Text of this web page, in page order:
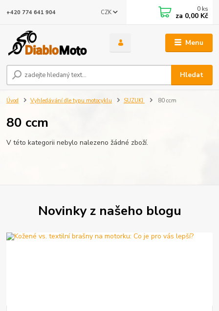
Menu
CZK
Hledat
+420 774 641 904 0 ks
za 0,00 Kč
Úvod Vyhledávání dle typu motocyklu SUZUKI 80 ccm
80 ccm
V této kategorii nebylo nalezeno žádné zboží.
Novinky z našeho blogu